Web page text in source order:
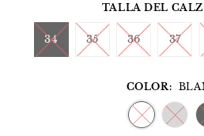
TALLA DEL
34 35 36 37
COLOR: